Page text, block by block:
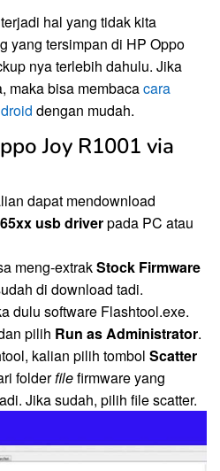
hal yang tidak kita
yang tersimpan di HP Oppo
nya terlebih dahulu. Jika
maka bisa membacacara
dengan mudah.
Joy R1001 via
dapat mendownload
usb driverpada PC atau
meng-extrakStock Firmware
di download tadi.
dulu software Flashtool.exe.
pilih Run as Administrator.
kalian pilih tombol Scatter
folderfilefirmware yang
Jika sudah, pilih file scatter.